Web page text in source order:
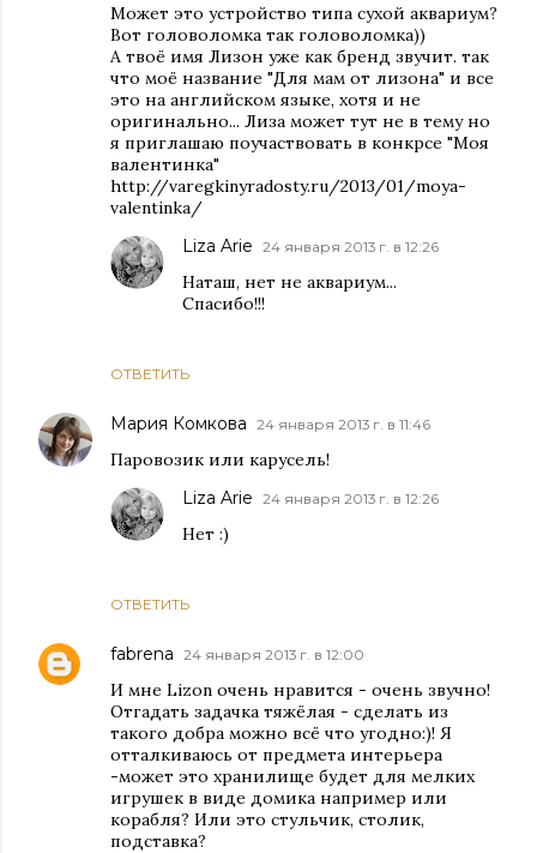
Может это устройство типа сухой аквариум?
Вот головоломка так головоломка))
А твоё имя Лизон уже как бренд звучит. так
что моё название "Для мам от лизона" и все
это на английском языке, хотя и не
оригинально... Лиза может тут не в тему но
я приглашаю поучаствовать в конкрсе "Моя
валентинка"
http://varegkinyradosty.ru/2013/01/moya-
valentinka/
ОТВЕТИТЬ
Liza Arie 24 января 2013 г. в 12:26
Наташ, нет не аквариум...
Спасибо!!!
Мария Комкова 24 января 2013 г. в 11:46
Паровозик или карусель!
ОТВЕТИТЬ
Liza Arie 24 января 2013 г. в 12:26
Нет :)
fabrena 24 января 2013 г. в 12:00
И мне Lizon очень нравится - очень звучно!
Отгадать задачка тяжёлая - сделать из
такого добра можно всё что угодно:)! Я
отталкиваюсь от предмета интерьера
-может это хранилище будет для мелких
игрушек в виде домика например или
корабля? Или это стульчик, столик,
подставка?